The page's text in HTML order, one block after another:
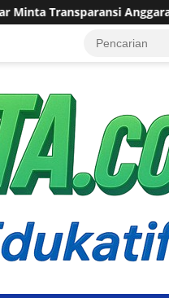
Sering Dilanda